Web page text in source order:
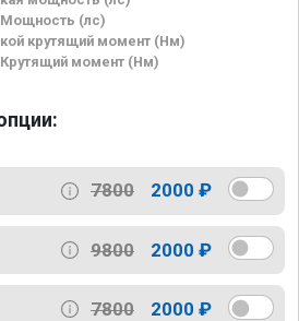
Мощность (лс)
крутящий момент (Нм)
Крутящий момент (Нм)
7800 2000 ₽
9800 2000 ₽
7800 2000 ₽